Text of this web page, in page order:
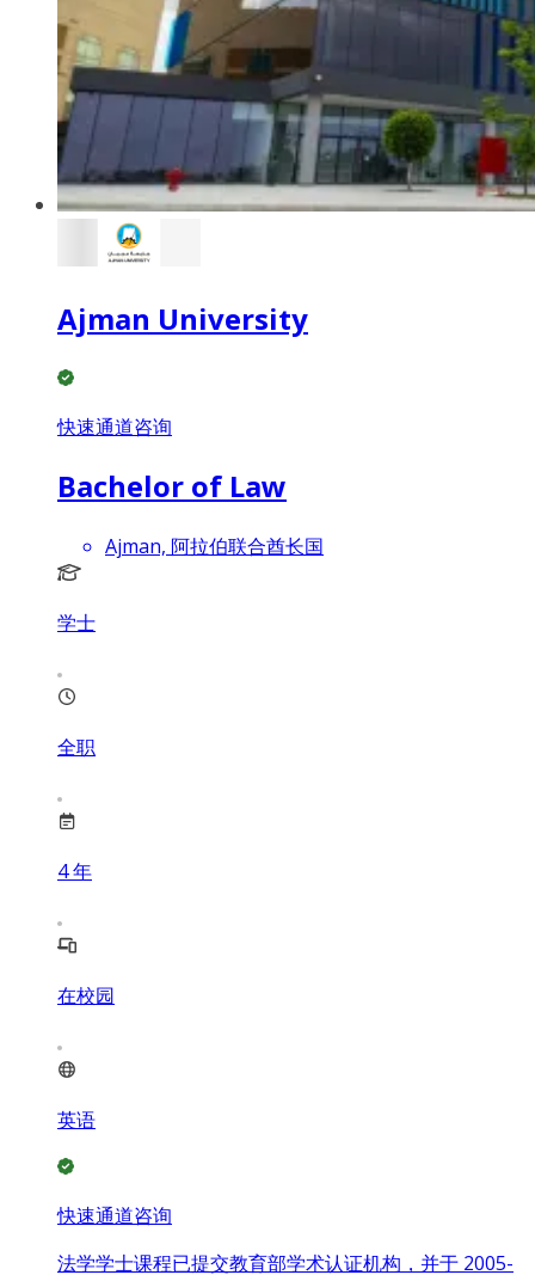
Ajman University
快速通道咨询
Bachelor of Law
Ajman, 阿拉伯联合酋长国
学士
全职
4年
在校园
英语
快速通道咨询
法学学士课程已提交教育部学术认证机构，并于 2005-